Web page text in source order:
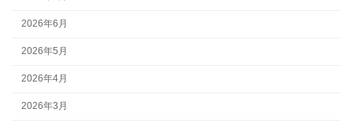
2026年6月
2026年5月
2026年4月
2026年3月